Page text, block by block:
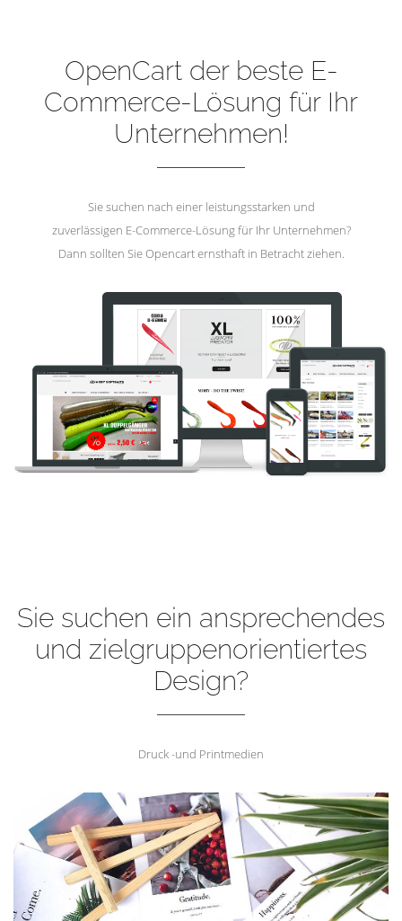
OpenCart der beste E-
Commerce-Lösung für Ihr
Unternehmen!
Sie suchen nach einer leistungsstarken und
zuverlässigen E-Commerce-Lösung für Ihr Unternehmen?
Dann sollten Sie Opencart ernsthaft in Betracht ziehen.
Sie suchen ein ansprechendes
und zielgruppenorientiertes
Design?
Druck -und Printmedien